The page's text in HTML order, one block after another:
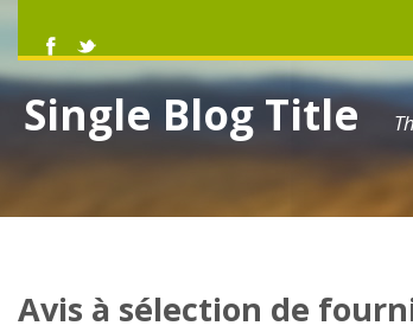
Single Blog Title
Avis à sélection de